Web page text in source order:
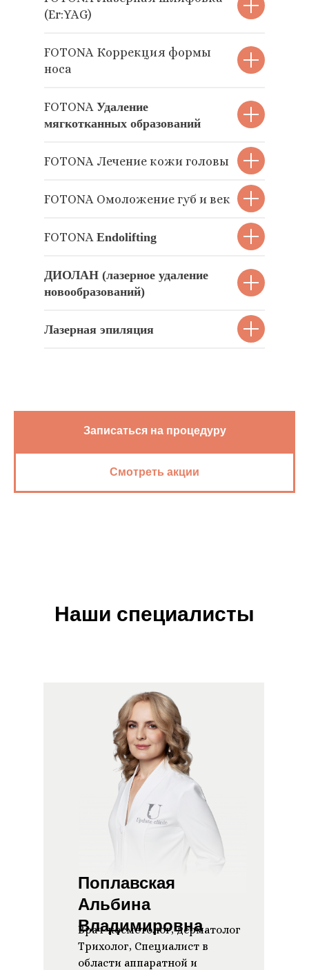
(Er:YAG)
FOTONA Коррекция формы
носа
FOTONA Удаление
мягкотканных образований
FOTONA Лечение кожи головы
FOTONA Омоложение губ и век
FOTONA Endolifting
ДИОЛАН (лазерное удаление
новообразований)
Лазерная эпиляция
Записаться на процедуру
Смотреть акции
Наши специалисты
Поплавская
Альбина
Владимировна
Врач-косметолог, дерматолог
Трихолог, Специалист в
области аппаратной и